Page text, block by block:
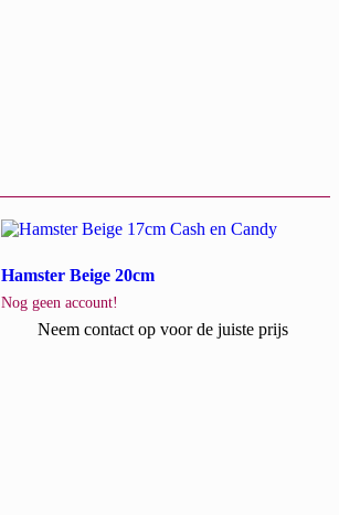
Hamster Beige 20cm
Nog geen account!
Neem contact op voor de juiste prijs